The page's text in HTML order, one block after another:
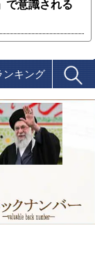
で意識される
ンキング